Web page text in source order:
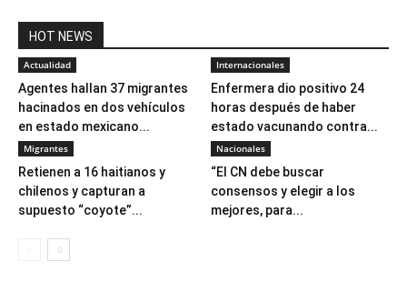
HOT NEWS
Actualidad
Agentes hallan 37 migrantes
hacinados en dos vehículos
en estado mexicano...
Internacionales
Enfermera dio positivo 24
horas después de haber
estado vacunando contra...
Migrantes
Retienen a 16 haitianos y
chilenos y capturan a
supuesto “coyote”...
Nacionales
“El CN debe buscar
consensos y elegir a los
mejores, para...